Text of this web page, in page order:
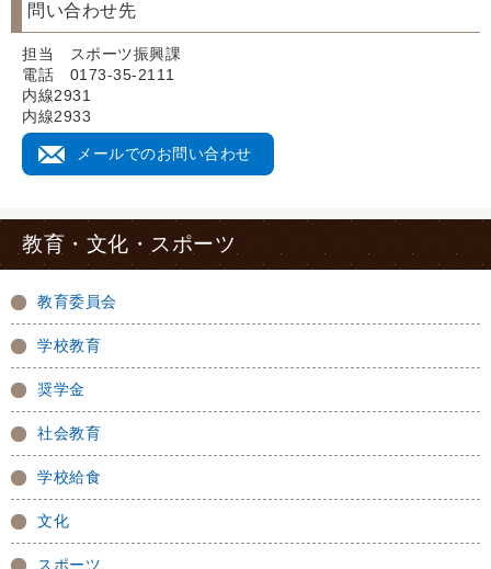
問い合わせ先
担当 スポーツ振興課
電話 0173-35-2111
内線2931
内線2933
メールでのお問い合わせ
教育・文化・スポーツ
教育委員会
学校教育
奨学金
社会教育
学校給食
文化
スポーツ